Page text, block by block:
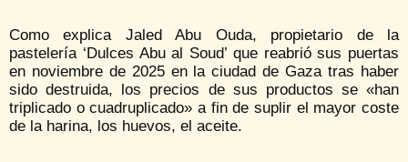
Como explica Jaled Abu Ouda, propietario de la
pastelería ‘Dulces Abu al Soud’ que reabrió sus puertas
en noviembre de 2025 en la ciudad de Gaza tras haber
sido destruida, los precios de sus productos se «han
triplicado o cuadruplicado» a fin de suplir el mayor coste
de la harina, los huevos, el aceite.